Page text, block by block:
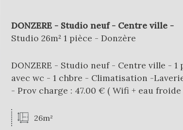
DONZERE - Studio neuf - Centre ville -
Studio 26m² 1 pièce - Donzère
DONZERE - Studio neuf - Centre ville -
avec wc - 1 chbre - Climatisation -
- Prov charge : 47.00 € ( Wifi + eau froide
26m²